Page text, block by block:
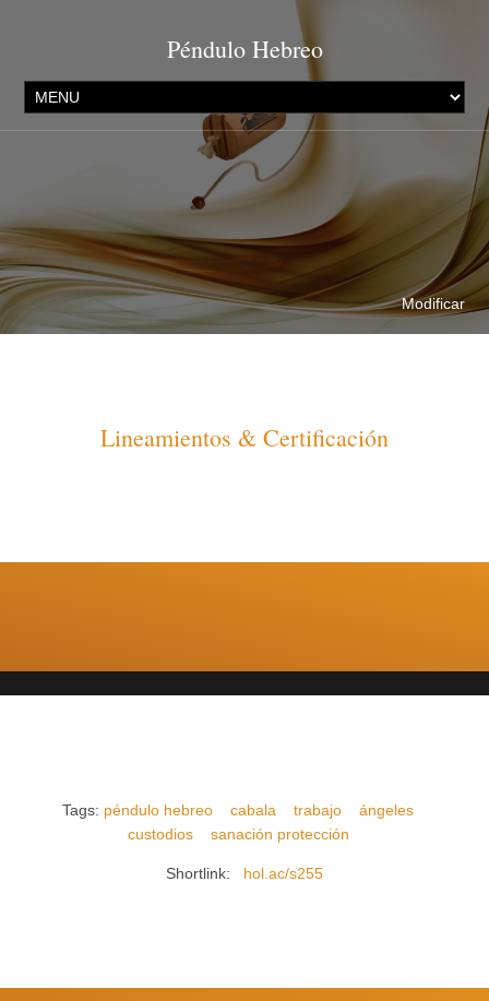
Péndulo Hebreo
Modificar
Lineamientos & Certificación
Tags: péndulo hebreo cabala trabajo
ángeles
custodios
sanación protección
Shortlink: hol.ac/s255